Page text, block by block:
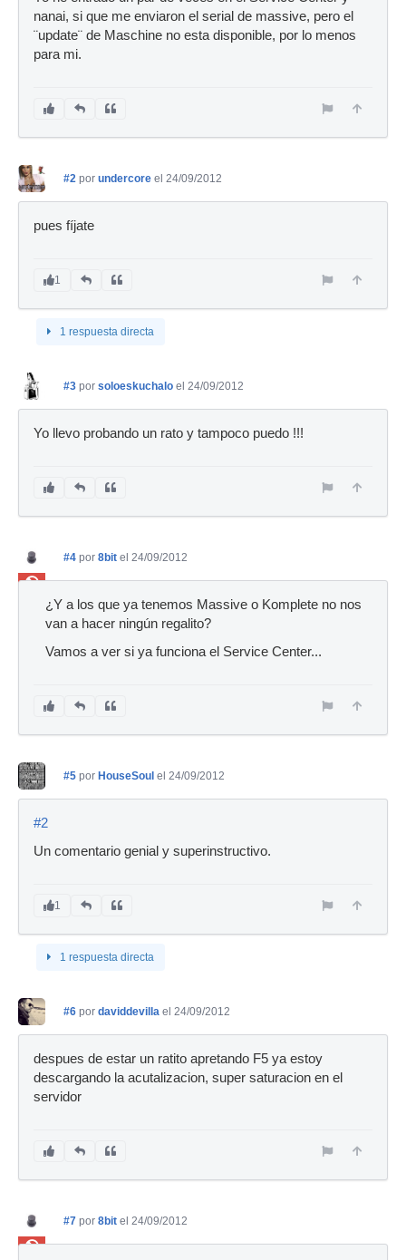
nanai, si que me enviaron el serial de massive, pero el
¨update¨ de Maschine no esta disponible, por lo menos
para mi.
#2 por undercore el 24/09/2012
pues fíjate
1
1 respuesta directa
#3 por soloeskuchalo el 24/09/2012
Yo llevo probando un rato y tampoco puedo !!!
#4 por 8bit el 24/09/2012
¿Y a los que ya tenemos Massive o Komplete no nos
van a hacer ningún regalito?
Vamos a ver si ya funciona el Service Center...
#5 por HouseSoul el 24/09/2012
#2
Un comentario genial y superinstructivo.
1
1 respuesta directa
#6 por daviddevilla el 24/09/2012
despues de estar un ratito apretando F5 ya estoy
descargando la acutalizacion, super saturacion en el
servidor
#7 por 8bit el 24/09/2012